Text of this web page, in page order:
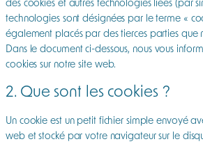
des cookies et autres technologies liées (par
technologies sont désignées par le terme «
également placés par des tierces parties que
Dans le document ci-dessous, nous vous
cookies sur notre site web.
2. Que sont les cookies ?
Un cookie est un petit fichier simple envoyé
web et stocké par votre navigateur sur le